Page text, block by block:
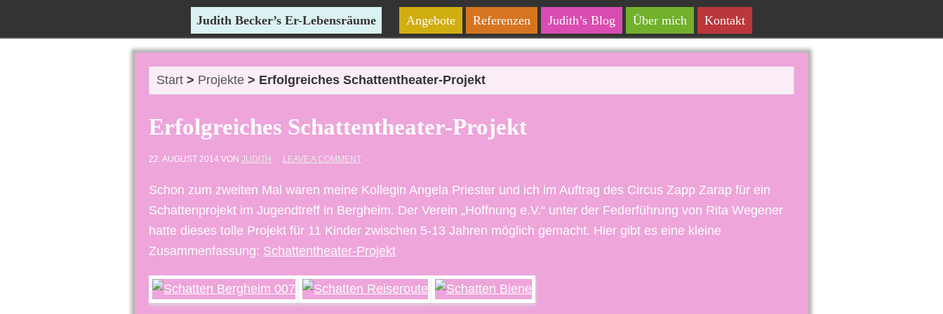
Judith Becker’s Er-Lebensräume Angebote Referenzen Judith’s Blog Über mich Kontakt
Start > Projekte > Erfolgreiches Schattentheater-Projekt
Erfolgreiches Schattentheater-Projekt
22. AUGUST 2014 VON JUDITH LEAVE A COMMENT
Schon zum zweiten Mal waren meine Kollegin Angela Priester und ich im Auftrag des Circus Zapp Zarap für ein
Schattenprojekt im Jugendtreff in Bergheim. Der Verein „Hoffnung e.V.“ unter der Federführung von Rita Wegener
hatte dieses tolle Projekt für 11 Kinder zwischen 5-13 Jahren möglich gemacht. Hier gibt es eine kleine
Zusammenfassung: Schattentheater-Projekt